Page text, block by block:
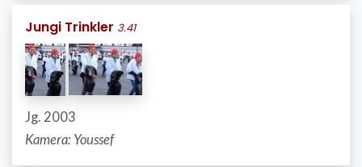
Jungi Trinkler 3.41
Jg. 2003
Kamera: Youssef